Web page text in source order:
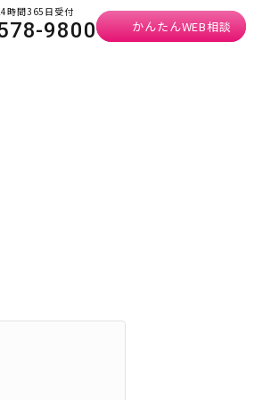
時間365日受付
9800 かんたんWEB相談